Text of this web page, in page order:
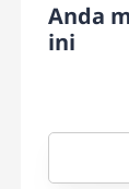
Anda
ini